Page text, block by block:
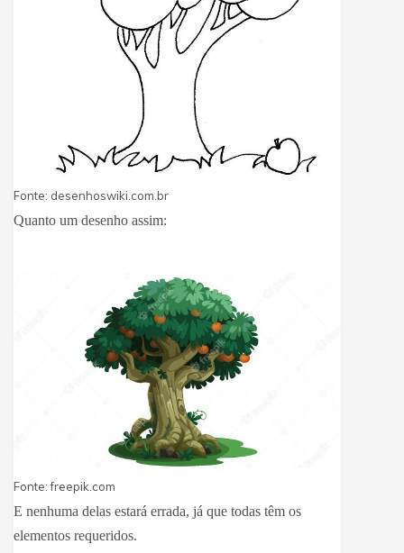
Fonte: desenhoswiki.com.br
Quanto um desenho assim:
Fonte: freepik.com
E nenhuma delas estará errada, já que todas têm os
elementos requeridos.